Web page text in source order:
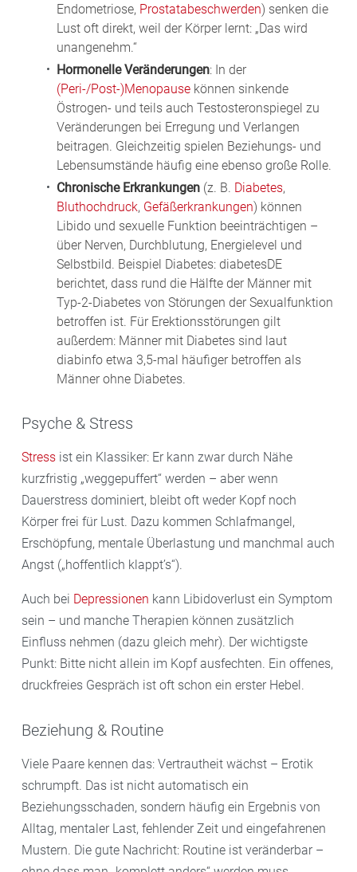
Endometriose, Prostatabeschwerden) senken die
Lust oft direkt, weil der Körper lernt: „Das wird
unangenehm.“
Hormonelle Veränderungen: In der
(Peri-/Post-)Menopause können sinkende
Östrogen- und teils auch Testosteronspiegel zu
Veränderungen bei Erregung und Verlangen
beitragen. Gleichzeitig spielen Beziehungs- und
Lebensumstände häufig eine ebenso große Rolle.
Chronische Erkrankungen (z. B. Diabetes,
Bluthochdruck, Gefäßerkrankungen) können
Libido und sexuelle Funktion beeinträchtigen –
über Nerven, Durchblutung, Energielevel und
Selbstbild. Beispiel Diabetes: diabetesDE
berichtet, dass rund die Hälfte der Männer mit
Typ-2-Diabetes von Störungen der Sexualfunktion
betroffen ist. Für Erektionsstörungen gilt
außerdem: Männer mit Diabetes sind laut
diabinfo etwa 3,5-mal häufiger betroffen als
Männer ohne Diabetes.
Psyche & Stress
Stress ist ein Klassiker: Er kann zwar durch Nähe
kurzfristig „weggepuffert“ werden – aber wenn
Dauerstress dominiert, bleibt oft weder Kopf noch
Körper frei für Lust. Dazu kommen Schlafmangel,
Erschöpfung, mentale Überlastung und manchmal auch
Angst („hoffentlich klappt’s“).
Auch bei Depressionen kann Libidoverlust ein Symptom
sein – und manche Therapien können zusätzlich
Einfluss nehmen (dazu gleich mehr). Der wichtigste
Punkt: Bitte nicht allein im Kopf ausfechten. Ein offenes,
druckfreies Gespräch ist oft schon ein erster Hebel.
Beziehung & Routine
Viele Paare kennen das: Vertrautheit wächst – Erotik
schrumpft. Das ist nicht automatisch ein
Beziehungsschaden, sondern häufig ein Ergebnis von
Alltag, mentaler Last, fehlender Zeit und eingefahrenen
Mustern. Die gute Nachricht: Routine ist veränderbar –